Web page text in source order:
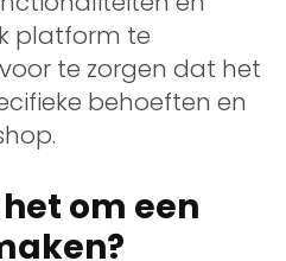
platform te
te zorgen dat het
behoeften en
om een